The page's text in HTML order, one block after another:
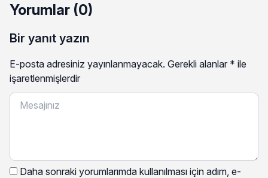
Yorumlar (0)
Bir yanıt yazın
E-posta adresiniz yayınlanmayacak. Gerekli alanlar * ile
işaretlenmişlerdir
Daha sonraki yorumlarımda kullanılması için adım, e-